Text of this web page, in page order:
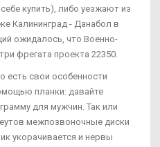
купить), либо уезжают из
Калининград - Данабол в
ожидалось, что Военно-
фрегата проекта 22350.
есть свои особенности
планки: давайте
для мужчин. Так или
межпозвоночные диски
укорачивается и нервы